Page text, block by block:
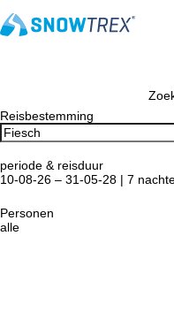
Reisbestemming
periode & reisduur
10-08-26 – 31-05-28 | 7
Personen
alle